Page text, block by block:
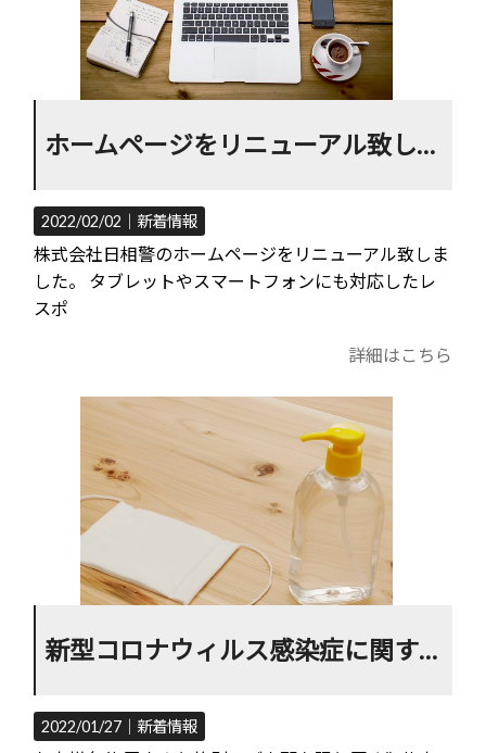
ホームページをリニューアル致しました。
2022/02/02｜ 新着情報
株式会社日相警のホームページをリニューアル致しま
した。 タブレットやスマートフォンにも対応したレ
スポ
詳細はこちら
新型コロナウィルス感染症に関するお知らせ
2022/01/27｜ 新着情報